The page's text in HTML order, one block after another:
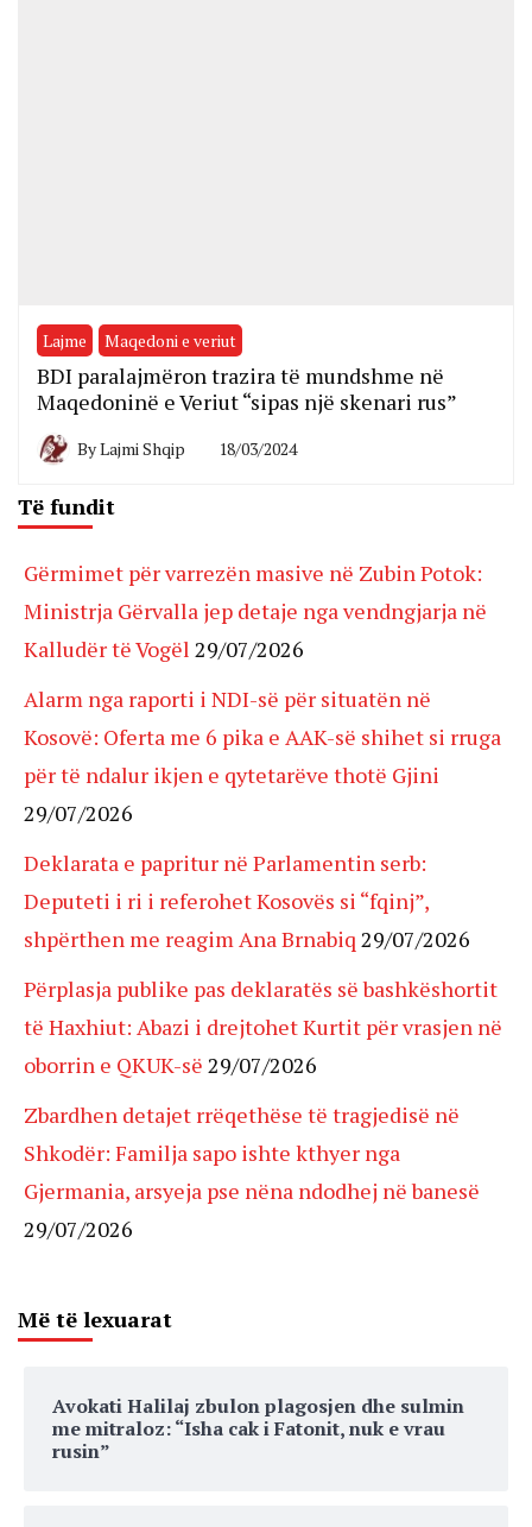
Lajme Maqedoni e veriut
BDI paralajmëron trazira të mundshme në
Maqedoninë e Veriut “sipas një skenari rus”
ByLajmi Shqip 18/03/2024
Të fundit
Gërmimet për varrezën masive në Zubin Potok:
Ministrja Gërvalla jep detaje nga vendngjarja në
Kalludër të Vogël 29/07/2026
Alarm nga raporti i NDI-së për situatën në
Kosovë: Oferta me 6 pika e AAK-së shihet si rruga
për të ndalur ikjen e qytetarëve thotë Gjini
29/07/2026
Deklarata e papritur në Parlamentin serb:
Deputeti i ri i referohet Kosovës si “fqinj”,
shpërthen me reagim Ana Brnabiq 29/07/2026
Përplasja publike pas deklaratës së bashkëshortit
të Haxhiut: Abazi i drejtohet Kurtit për vrasjen në
oborrin e QKUK-së 29/07/2026
Zbardhen detajet rrëqethëse të tragjedisë në
Shkodër: Familja sapo ishte kthyer nga
Gjermania, arsyeja pse nëna ndodhej në banesë
29/07/2026
Më të lexuarat
Avokati Halilaj zbulon plagosjen dhe sulmin
me mitraloz: “Isha cak i Fatonit, nuk e vrau
rusin”